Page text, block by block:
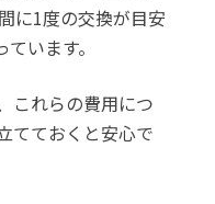
に1度の交換が目安
います。
これらの費用につ
てておくと安心で